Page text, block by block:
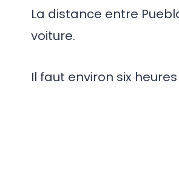
La distance entre
voiture.
Il faut environ six